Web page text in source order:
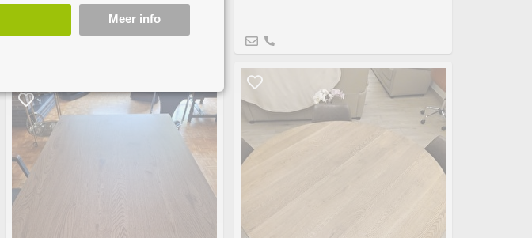
Meer info
kleine krasjes door gebruik. Ik doe ze
weg wegens verhuis.